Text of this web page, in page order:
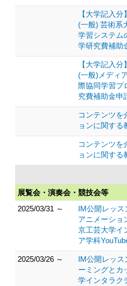
【大学記入
(一般) 芸術系
学習システム
学研究費補助
【大学記入
(一般)メディ
際協同学習プ
究費補助金申
コンテンツを
ョンに関する
コンテンツを
ョンに関する
展覧会・演奏会・競技会等
2025/03/31 ～
IM公開レッス
アニメーショ
京工芸大学イ
ア学科
2025/03/26 ～
IM公開レッス
ーミングとカ
学インタラク